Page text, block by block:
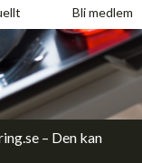
Bli medlem
– Den kan